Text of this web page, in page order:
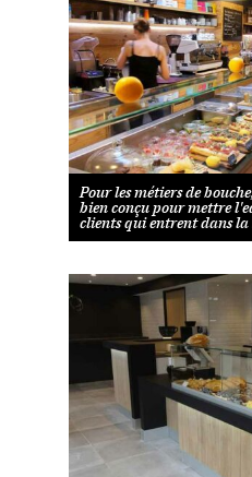
Pour les métiers de
bien conçu pour mettre
clients qui entrent dans